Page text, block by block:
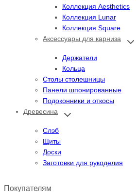
Коллекция Aesthetics
Коллекция Lunar
Коллекция Square
Аксессуары для карниза
Держатели
Кольца
Столы столешницы
Панели шпонированные
Подоконники и откосы
Древесина
Переключить
дочернее
Слэб
Щиты
Доски
Заготовки для рукоделия
Покупателям